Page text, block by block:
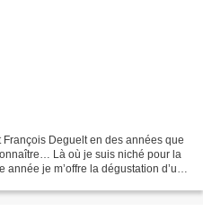
Deguelt en des années que
Là où je suis niché pour la
année je m’offre la dégustation d’un